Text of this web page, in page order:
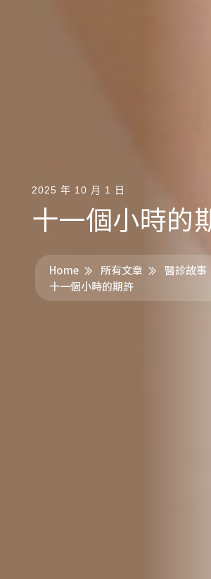
2025 年 10 月 1 日
十一個小時的
Home 所有文章
醫診故事
十一個小時的期許